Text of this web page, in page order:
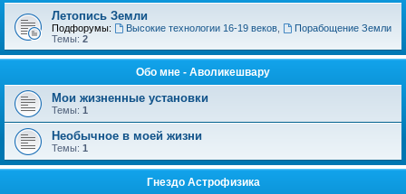
Летопись Земли
Подфорумы: Высокие технологии 16-19 веков,
Порабощение Земли
Темы: 2
Обо мне - Аволикешвару
Мои жизненные установки
Темы: 1
Необычное в моей жизни
Темы: 1
Гнездо Астрофизика